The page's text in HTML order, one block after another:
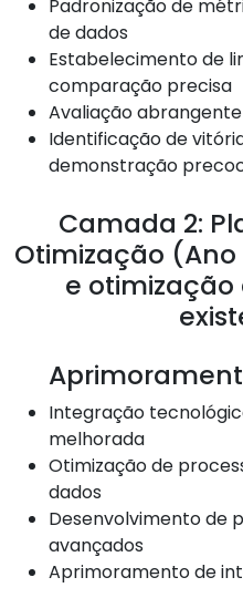
Padronização de
de dados
Estabelecimento de
comparação precisa
Avaliação
Identificação de
demonstração
Camada 2:
Otimização
e
Integração
melhorada
Otimização de
dados
Desenvolvimento de
avançados
Aprimoramento de